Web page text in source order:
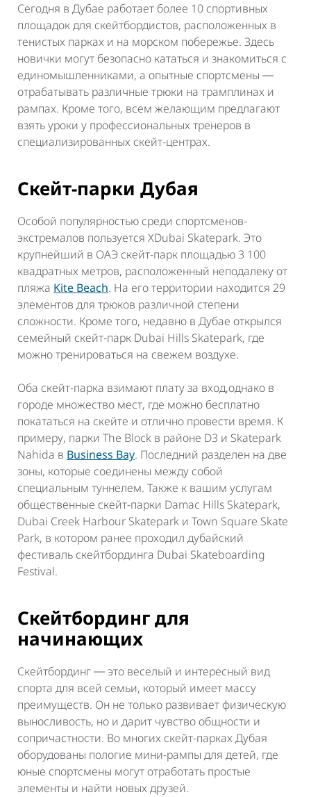
Сегодня в Дубае работает более 10 спортивных
площадок для скейтбордистов, расположенных в
тенистых парках и на морском побережье. Здесь
новички могут безопасно кататься и знакомиться с
единомышленниками, а опытные спортсмены ―
отрабатывать различные трюки на трамплинах и
рампах. Кроме того, всем желающим предлагают
взять уроки у профессиональных тренеров в
специализированных скейт-центрах.
Скейт-парки Дубая
Особой популярностью среди спортсменов-
экстремалов пользуется XDubai Skatepark. Это
крупнейший в ОАЭ скейт-парк площадью 3 100
квадратных метров, расположенный неподалеку от
пляжа Kite Beach. На его территории находится 29
элементов для трюков различной степени
сложности. Кроме того, недавно в Дубае открылся
семейный скейт-парк Dubai Hills Skatepark, где
можно тренироваться на свежем воздухе.
Оба скейт-парка взимают плату за вход,однако в
городе множество мест, где можно бесплатно
покататься на скейте и отлично провести время. К
примеру, парки The Block в районе D3 и Skatepark
Nahida в Business Bay. Последний разделен на две
зоны, которые соединены между собой
специальным туннелем. Также к вашим услугам
общественные скейт-парки Damac Hills Skatepark,
Dubai Creek Harbour Skatepark и Town Square Skate
Park, в котором ранее проходил дубайский
фестиваль скейтбординга Dubai Skateboarding
Festival.
Скейтбординг для
начинающих
Скейтбординг ― это веселый и интересный вид
спорта для всей семьи, который имеет массу
преимуществ. Он не только развивает физическую
выносливость, но и дарит чувство общности и
сопричастности. Во многих скейт-парках Дубая
оборудованы пологие мини-рампы для детей, где
юные спортсмены могут отработать простые
элементы и найти новых друзей.